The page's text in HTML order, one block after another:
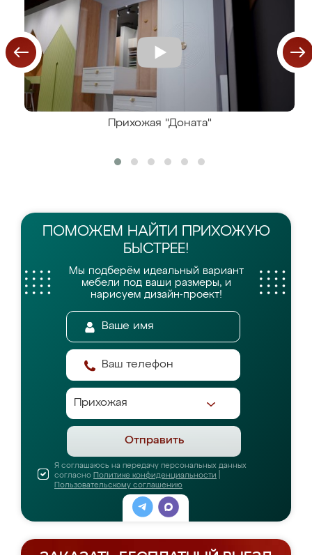
Прихожая "Доната"
ПОМОЖЕМ НАЙТИ
ПРИХОЖУЮ
БЫСТРЕЕ!
Мы подберём идеальный вариант
мебели под ваши размеры, и
нарисуем дизайн-проект!
Отправить
Я соглашаюсь на передачу персональных данных
согласно Политике конфиденциальности
Пользовательскому соглашению